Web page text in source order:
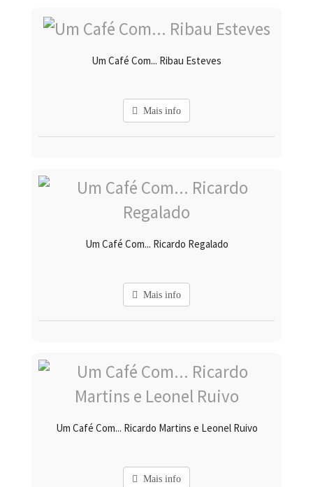
Um Café Com... Ribau Esteves
Mais info
Um Café Com... Ricardo Regalado
Mais info
Um Café Com... Ricardo Martins e Leonel Ruivo
Mais info